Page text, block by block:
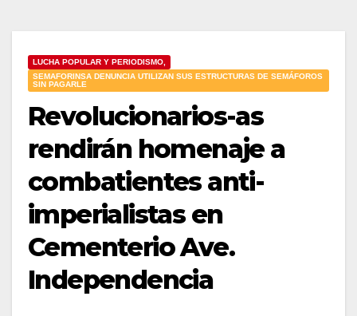
LUCHA POPULAR Y PERIODISMO,
SEMAFORINSA DENUNCIA UTILIZAN SUS ESTRUCTURAS DE SEMÁFOROS
SIN PAGARLE
Revolucionarios-as
rendirán homenaje a
combatientes anti-
imperialistas en
Cementerio Ave.
Independencia